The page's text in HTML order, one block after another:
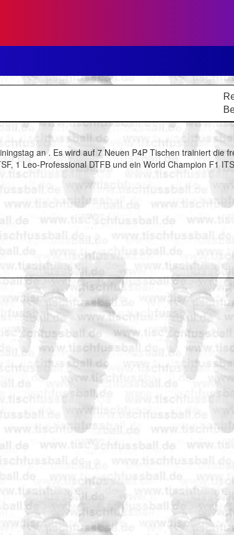
an . Es wird auf 7 Neuen P4P Tischen trainiert die
1 Leo-Professional DTFB und ein World Champion F1